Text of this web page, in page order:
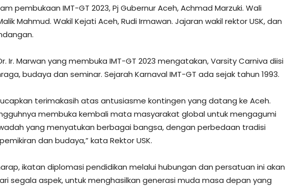
pembukaan IMT-GT 2023, Pj Gubernur Aceh, Achmad Marzuki. Wali
Mahmud. Wakil Kejati Aceh, Rudi Irmawan. Jajaran wakil rektor USK, dan
Ir. Marwan yang membuka IMT-GT 2023 mengatakan, Varsity Carniva diisi
budaya dan seminar. Sejarah Karnaval IMT-GT ada sejak tahun 1993.
terimakasih atas antusiasme kontingen yang datang ke Aceh.
membuka kembali mata masyarakat global untuk mengagumi
yang menyatukan berbagai bangsa, dengan perbedaan tradisi
dan budaya,” kata Rektor USK.
ikatan diplomasi pendidikan melalui hubungan dan persatuan ini akan
segala aspek, untuk menghasilkan generasi muda masa depan yang